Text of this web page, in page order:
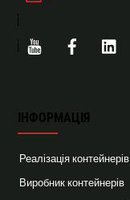
ІНФОРМАЦІЯ
Реалізація контейнерів
Виробник контейнерів